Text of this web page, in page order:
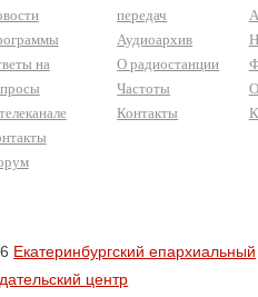
на
передач
Аудиоархив
О радиостанции
Частоты
Контакты
Екатеринбургский епархиальный
центр